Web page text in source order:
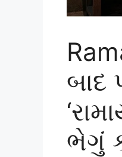
બાદ
ભેગું